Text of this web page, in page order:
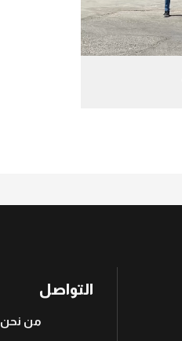
التواصل
من نحن